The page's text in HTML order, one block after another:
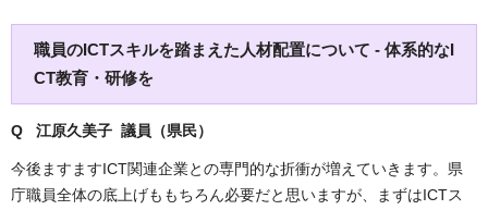
職員のICTスキルを踏まえた人材配置について - 体系的なI
CT教育・研修を
Q 江原久美子 議員（県民）
今後ますますICT関連企業との専門的な折衝が増えていきます。県
庁職員全体の底上げももちろん必要だと思いますが、まずはICTス